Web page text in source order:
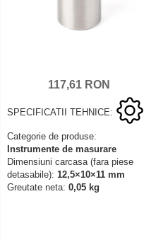
117,61 RON
SPECIFICATII TEHNICE:
Categorie de produse:
Instrumente de masurare
Dimensiuni carcasa (fara piese
detasabile): 12,5×10×11 mm
Greutate neta: 0,05 kg